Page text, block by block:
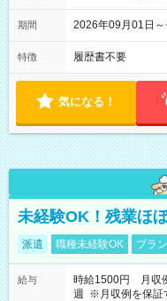
期間 2026年09月01日
特徴 履歴書不要
気になる！
未経験OK！残業ほ
派遣 職種未経験OK ブラ
給与
時給1500円 月収
週 ※月収例を保証